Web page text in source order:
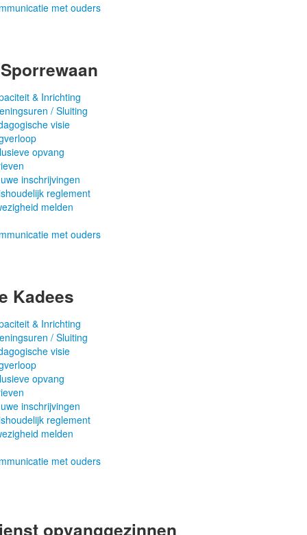
met ouders
& Inrichting
/ Sluiting
visie
opvang
inschrijvingen
reglement
melden
met ouders
Kadees
& Inrichting
/ Sluiting
visie
opvang
inschrijvingen
reglement
melden
met ouders
opvanggezinnen